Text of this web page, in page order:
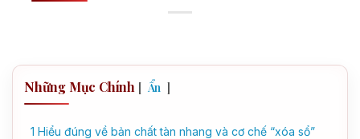
Những Mục Chính [ Ẩn ]
1 Hiểu đúng về bản chất tàn nhang và cơ chế “xóa sổ”